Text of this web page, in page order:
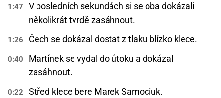
1:47
V posledních sekundách si se oba dokázali
několikrát tvrdě zasáhnout.
1:26 Čech se dokázal dostat z tlaku blízko klece.
0:40
Martínek se vydal do útoku a dokázal
zasáhnout.
0:22 Střed klece bere Marek Samociuk.